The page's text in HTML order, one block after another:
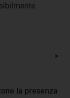
la presenza